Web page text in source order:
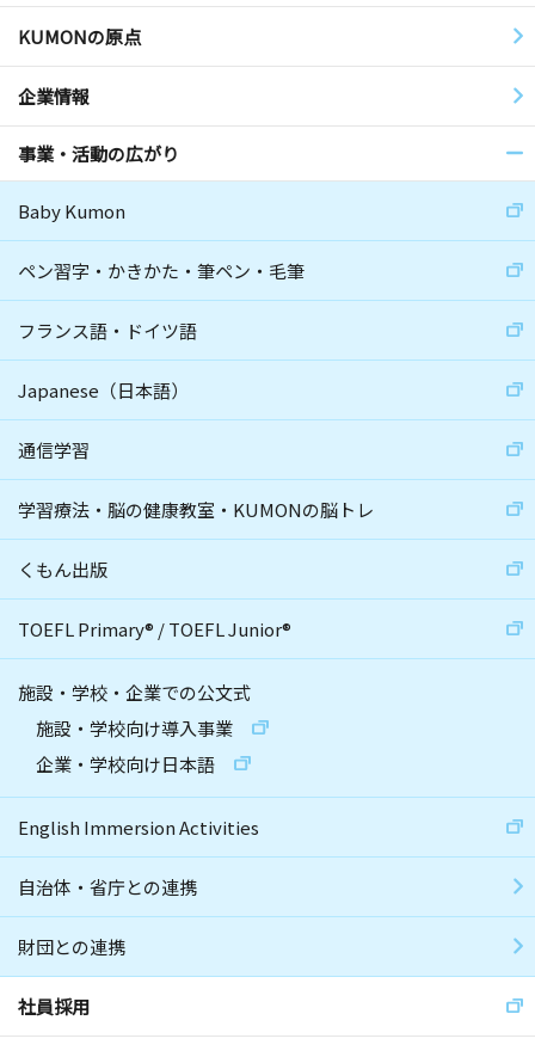
KUMONの原点
企業情報
事業・活動の広がり
Baby Kumon
ペン習字・かきかた・筆ペン・毛筆
フランス語・ドイツ語
Japanese（日本語）
通信学習
学習療法・脳の健康教室・KUMONの脳トレ
くもん出版
TOEFL Primary® /TOEFL Junior®
施設・学校・企業での公文式
施設・学校向け導入事業
企業・学校向け日本語
English Immersion Activities
自治体・省庁との連携
財団との連携
社員採用